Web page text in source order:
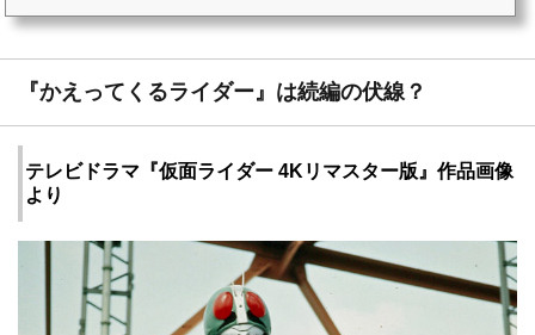
『かえってくるライダー』は続編の伏線？
テレビドラマ『仮面ライダー 4Kリマスター版』作品画像
より